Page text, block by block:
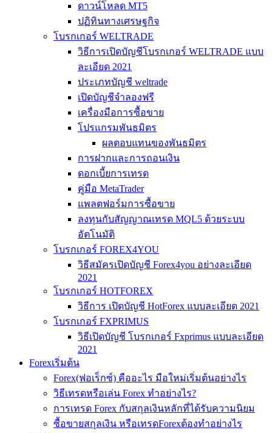
ดาวน์โหลด MT5
ปฏิทินทางเศรษฐกิจ
โบรกเกอร์ WELTRADE
วิธีการเปิดบัญชีโบรกเกอร์ WELTRADE แบบ
ละเอียด 2021
ประเภทบัญชี weltrade
เปิดบัญชีจำลองฟรี
เครื่องมือการซื้อขาย
โปรแกรมพันธมิตร
ผลตอบแทนของพันธมิตร
การฝากและการถอนเงิน
ดอกเบี้ยการเทรด
คู่มือ MetaTrader
แพลตฟอร์มการซื้อขาย
ลงทุนกับสัญญาณเทรด MQL5 ด้วยระบบ
อัตโนมัติ
โบรกเกอร์ FOREX4YOU
วิธีสมัครเปิดบัญชี Forex4you อย่างละเอียด
2021
โบรกเกอร์ HOTFOREX
วิธีการ เปิดบัญชี HotForex แบบละเอียด 2021
โบรกเกอร์ FXPRIMUS
วิธีเปิดบัญชี โบรกเกอร์ Fxprimus แบบละเอียด
2021
Forexเริ่มต้น
Forex(ฟอเร็กซ์) คืออะไร มือใหม่เริ่มต้นอย่างไร
วิธีเทรดหรือเล่น Forex ทำอย่างไร?
การเทรด Forex กับสกุลเงินหลักที่ได้รับความนิยม
ซื้อขายสกุลเงิน หรือเทรดForexต้องทำอย่างไร